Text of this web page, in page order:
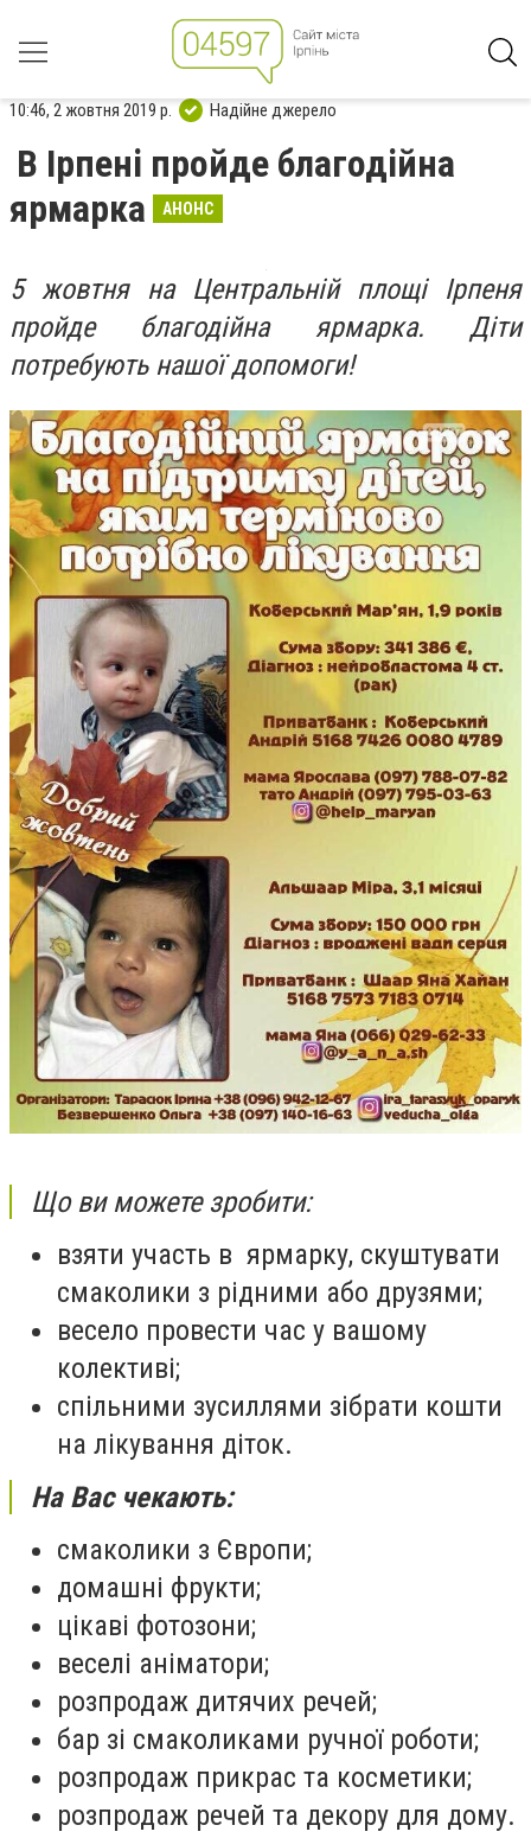
10:46, 2 жовтня 2019 р. Надійне джерело
В Ірпені пройде благодійна
ярмарка
АНОНС
5 жовтня на Центральній площі Ірпеня
пройде благодійна ярмарка. Діти
потребують нашої допомоги!
Що ви можете зробити:
взяти участь в ярмарку, скуштувати
смаколики з рідними або друзями;
весело провести час у вашому
колективі;
спільними зусиллями зібрати кошти
на лікування діток.
На Вас чекають:
смаколики з Європи;
домашні фрукти;
цікаві фотозони;
веселі аніматори;
розпродаж дитячих речей;
бар зі смаколиками ручної роботи;
розпродаж прикрас та косметики;
розпродаж речей та декору для дому.